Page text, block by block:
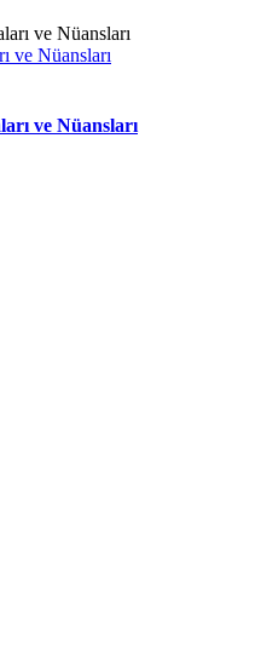
ve Nüansları
ve Nüansları